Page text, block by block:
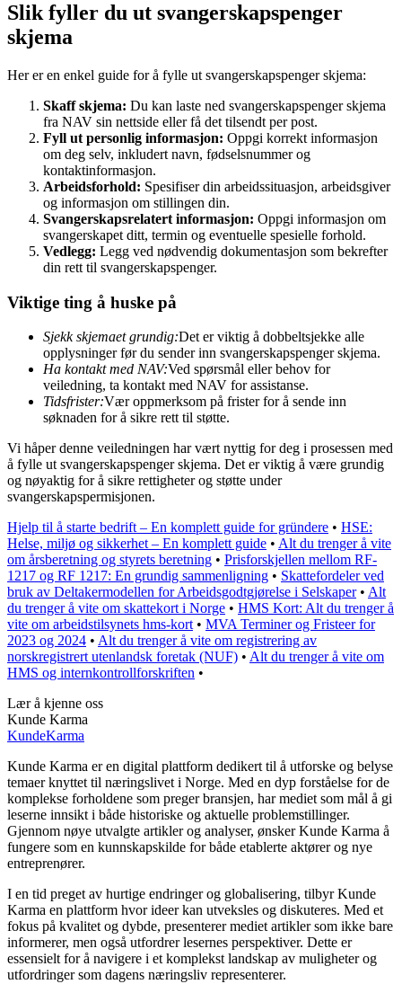
Slik fyller du ut svangerskapspenger
skjema
Her er en enkel guide for å fylle ut svangerskapspenger skjema:
Skaff skjema: Du kan laste ned svangerskapspenger skjema
fra NAV sin nettside eller få det tilsendt per post.
Fyll ut personlig informasjon: Oppgi korrekt informasjon
om deg selv, inkludert navn, fødselsnummer og
kontaktinformasjon.
Arbeidsforhold: Spesifiser din arbeidssituasjon, arbeidsgiver
og informasjon om stillingen din.
Svangerskapsrelatert informasjon: Oppgi informasjon om
svangerskapet ditt, termin og eventuelle spesielle forhold.
Vedlegg: Legg ved nødvendig dokumentasjon som bekrefter
din rett til svangerskapspenger.
Viktige ting å huske på
Sjekk skjemaet grundig:Det er viktig å dobbeltsjekke alle
opplysninger før du sender inn svangerskapspenger skjema.
Ha kontakt med NAV:Ved spørsmål eller behov for
veiledning, ta kontakt med NAV for assistanse.
Tidsfrister:Vær oppmerksom på frister for å sende inn
søknaden for å sikre rett til støtte.
Vi håper denne veiledningen har vært nyttig for deg i prosessen med
å fylle ut svangerskapspenger skjema. Det er viktig å være grundig
og nøyaktig for å sikre rettigheter og støtte under
svangerskapspermisjonen.
Hjelp til å starte bedrift – En komplett guide for gründere • HSE:
Helse, miljø og sikkerhet – En komplett guide • Alt du trenger å vite
om årsberetning og styrets beretning • Prisforskjellen mellom RF-
1217 og RF 1217: En grundig sammenligning • Skattefordeler ved
bruk av Deltakermodellen for Arbeidsgodtgjørelse i Selskaper• Alt
du trenger å vite om skattekort i Norge • HMS Kort: Alt du trenger å
vite om arbeidstilsynets hms-kort • MVA Terminer og Fristeer for
2023 og 2024 • Alt du trenger å vite om registrering av
norskregistrert utenlandsk foretak (NUF) • Alt du trenger å vite om
HMS og internkontrollforskriften •
Lær å kjenne oss
Kunde Karma
KundeKarma
Kunde Karma er en digital plattform dedikert til å utforske og belyse
temaer knyttet til næringslivet i Norge. Med en dyp forståelse for de
komplekse forholdene som preger bransjen, har mediet som mål å gi
leserne innsikt i både historiske og aktuelle problemstillinger.
Gjennom nøye utvalgte artikler og analyser, ønsker Kunde Karma å
fungere som en kunnskapskilde for både etablerte aktører og nye
entreprenører.
I en tid preget av hurtige endringer og globalisering, tilbyr Kunde
Karma en plattform hvor ideer kan utveksles og diskuteres. Med et
fokus på kvalitet og dybde, presenterer mediet artikler som ikke bare
informerer, men også utfordrer lesernes perspektiver. Dette er
essensielt for å navigere i et komplekst landskap av muligheter og
utfordringer som dagens næringsliv representerer.